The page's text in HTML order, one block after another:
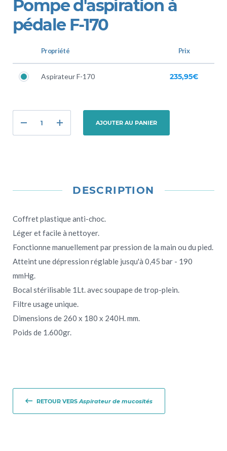
Pompe d'aspiration à
pédale F-170
Propriété Prix
Aspirateur F-170 235,95€
AJOUTER AU PANIER
DESCRIPTION
Coffret plastique anti-choc.
Léger et facile à nettoyer.
Fonctionne manuellement par pression de la main ou du pied.
Atteint une dépression réglable jusqu'à 0,45 bar - 190
mmHg.
Bocal stérilisable 1Lt. avec soupape de trop-plein.
Filtre usage unique.
Dimensions de 260 x 180 x 240H. mm.
Poids de 1.600gr.
RETOUR VERSAspirateur de mucosités